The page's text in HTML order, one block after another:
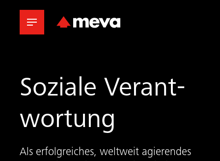
Soziale Verant­
wor­tung
Als erfolgreiches, weltweit agierendes